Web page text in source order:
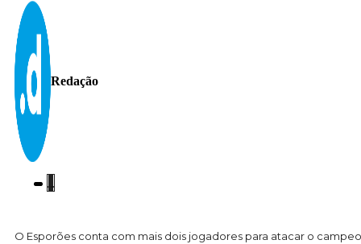
Redação
O Esporões conta com mais dois jogadores para atacar o